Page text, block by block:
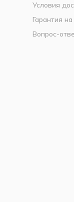
Условия
Гарантия
Вопрос-